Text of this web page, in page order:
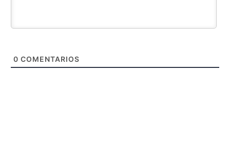
0 COMENTARIOS